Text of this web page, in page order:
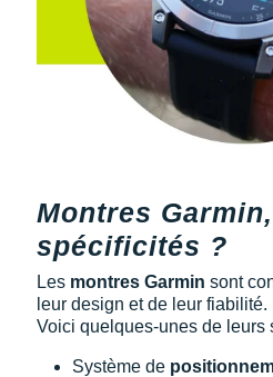
Montres
spécificités ?
Les montres Garmin sont
leur design et de leur fiabilité.
Voici quelques-unes de leurs
Système de